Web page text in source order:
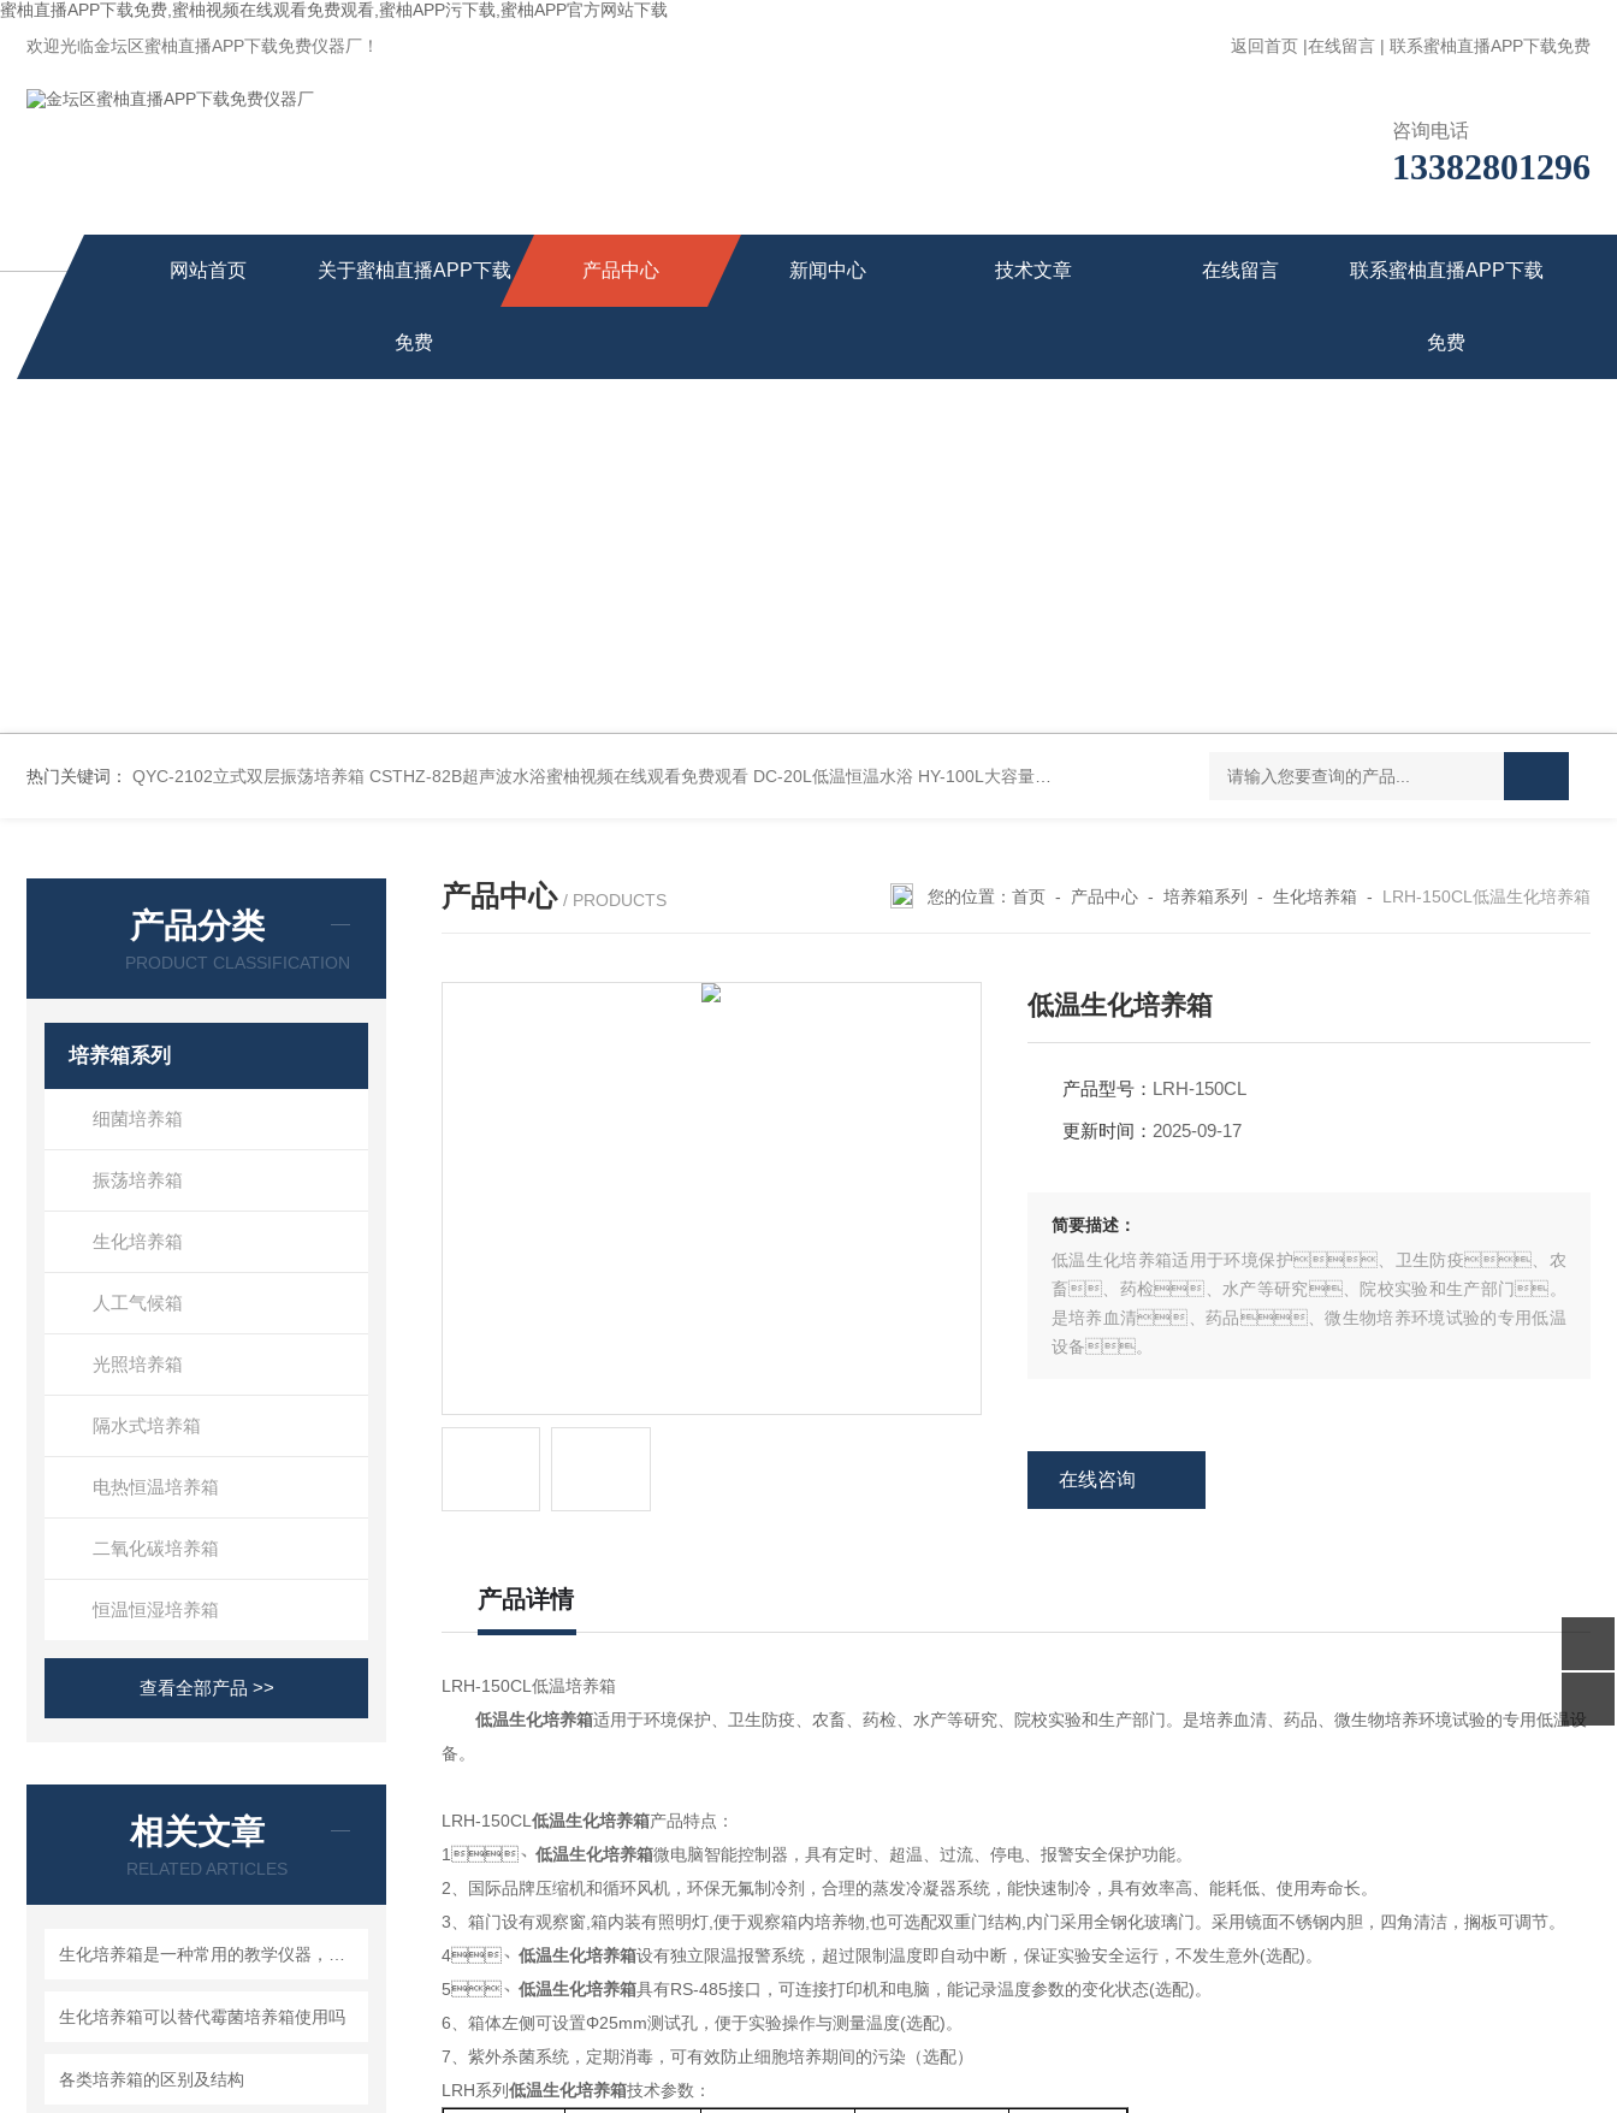
蜜柚直播APP下载免费,蜜柚视频在线观看免费观看,蜜柚APP污下载,蜜柚APP官方网站下载
欢迎光临金坛区蜜柚直播APP下载免费仪器厂！
返回首页 |在线留言 | 联系蜜柚直播APP下载免费
咨询电话
13382801296
网站首页 关于蜜柚直播APP下载
免费
产品中心 新闻中心 技术文章 在线留言 联系蜜柚直播APP下载
免费
热门关键词： QYC-2102立式双层振荡培养箱 CSTHZ-82B超声波水浴蜜柚视频在线观看免费观看 DC-20L低温恒温水浴 HY-100L大容量恒温油浴锅 YHJ-20恒温搅拌油浴锅 YHJ-4D四孔四温搅拌油浴锅
产品分类
PRODUCT CLASSIFICATION
培养箱系列
细菌培养箱
振荡培养箱
生化培养箱
人工气候箱
光照培养箱
隔水式培养箱
电热恒温培养箱
二氧化碳培养箱
恒温恒湿培养箱
查看全部产品 >>
相关文章
RELATED ARTICLES
生化培养箱可以替代霉菌培养箱使用吗
各类培养箱的区别及结构
产品中心 / PRODUCTS 您的位置： 首页 - 产品中心 - 培养箱系列 - 生化培养箱 - LRH-150CL低温生化培养箱
低温生化培养箱
产品型号： LRH-150CL
更新时间： 2025-09-17
简要描述：
低温生化培养箱适用于环境保护、卫生防疫、农
畜、药检、水产等研究、院校实验和生产部门。
是培养血清、药品、微生物培养环境试验的专用低温
设备。
在线咨询
产品详情
LRH-150CL低温培养箱
低温生化培养箱适用于环境保护、卫生防疫、农畜、药检、水产等研究、院校实验和生产部门。是培养血清、药品、微生物培养环境试验的专用低温设
备。
LRH-150CL 低温生化培养箱产品特点：
1、 低温生化培养箱微电脑智能控制器，具有定时、超温、过流、停电、报警安全保护功能。
2、国际品牌压缩机和循环风机，环保无氟制冷剂，合理的蒸发冷凝器系统，能快速制冷，具有效率高、能耗低、使用寿命长。
3、箱门设有观察窗,箱内装有照明灯,便于观察箱内培养物,也可选配双重门结构,内门采用全钢化玻璃门。采用镜面不锈钢内胆，四角清洁，搁板可调节。
4、 低温生化培养箱设有独立限温报警系统，超过限制温度即自动中断，保证实验安全运行，不发生意外(选配)。
5、 低温生化培养箱具有RS-485接口，可连接打印机和电脑，能记录温度参数的变化状态(选配)。
6、箱体左侧可设置Φ25mm测试孔，便于实验操作与测量温度(选配)。
7、紫外杀菌系统，定期消毒，可有效防止细胞培养期间的污染（选配）
LRH系列低温生化培养箱技术参数：